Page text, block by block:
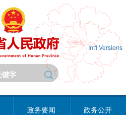
Int'l Versions
政务要闻 政务公开